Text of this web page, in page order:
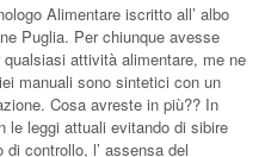
Alimentare iscritto all’ albo
Puglia. Per chiunque avesse
attività alimentare, me ne
manuali sono sintetici con un
Cosa avreste in più?? In
le leggi attuali evitando di sibire
controllo, l’ assensa del